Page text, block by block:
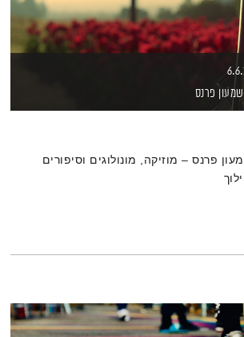
שמעון פרנס
פרנס – מוזיקה, מונולוגים וסיפורים